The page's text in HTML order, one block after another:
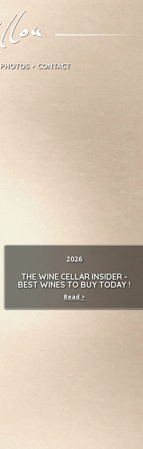
PHOTOS CONTACT
2026
THE WINE CELLAR INSIDER -
BEST WINES TO BUY TODAY !
Read >